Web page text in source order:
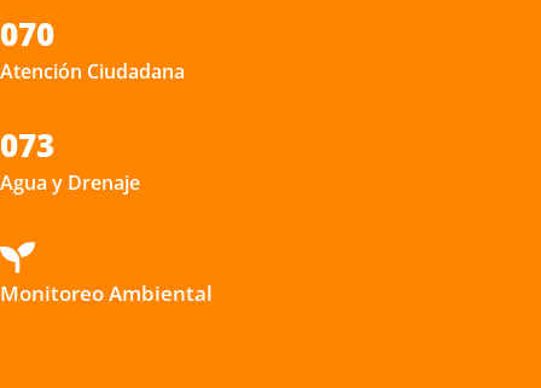
070
Atención Ciudadana
073
Agua y Drenaje

Monitoreo Ambiental